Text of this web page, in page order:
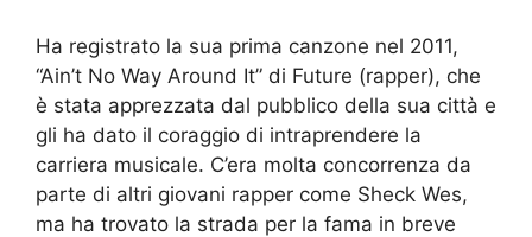
Ha registrato la sua prima canzone nel 2011,
“Ain’t No Way Around It” di Future (rapper), che
è stata apprezzata dal pubblico della sua città e
gli ha dato il coraggio di intraprendere la
carriera musicale. C’era molta concorrenza da
parte di altri giovani rapper come Sheck Wes,
ma ha trovato la strada per la fama in breve